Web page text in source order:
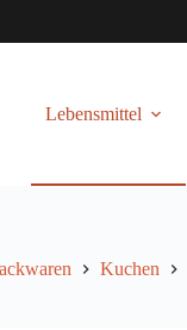
Lebensmittel
Kuchen